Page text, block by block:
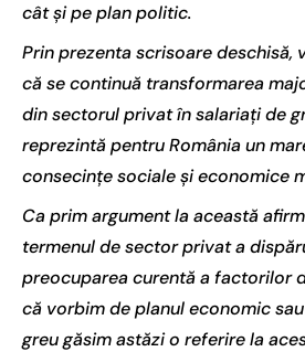
cât și pe plan politic.
Prin prezenta scrisoare deschisă,
că se continuă transformarea
din sectorul privat în salariați de
reprezintă pentru România un
consecințe sociale și economice
Ca prim argument la această
termenul de sector privat a
preocuparea curentă a factorilor
că vorbim de planul economic
greu găsim astăzi o referire la